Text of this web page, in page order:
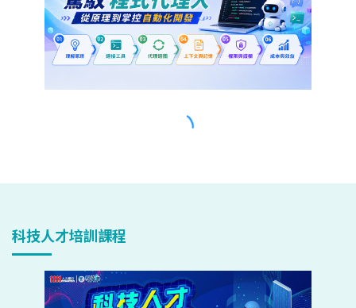
科技人才培訓課程